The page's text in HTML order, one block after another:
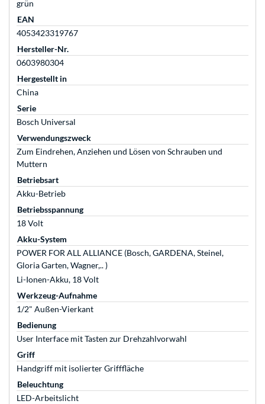
grün
EAN
4053423319767
Hersteller-Nr.
0603980304
Hergestellt in
China
Serie
Bosch Universal
Verwendungszweck
Zum Eindrehen, Anziehen und Lösen von Schrauben und
Muttern
Betriebsart
Akku-Betrieb
Betriebsspannung
18 Volt
Akku-System
POWER FOR ALL ALLIANCE (Bosch, GARDENA, Steinel,
Gloria Garten, Wagner,.. )
Li-Ionen-Akku, 18 Volt
Werkzeug-Aufnahme
1/2" Außen-Vierkant
Bedienung
User Interface mit Tasten zur Drehzahlvorwahl
Griff
Handgriff mit isolierter Grifffläche
Beleuchtung
LED-Arbeitslicht